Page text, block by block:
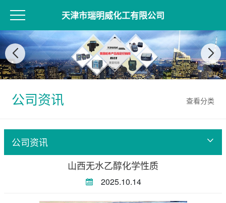
天津市瑞明威化工有限公司
查看分类
公司资讯
公司资讯
山西无水乙醇化学性质
2025.10.14